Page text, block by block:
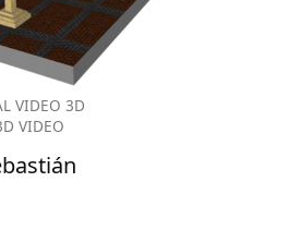
VIDEO 3D
VIDEO